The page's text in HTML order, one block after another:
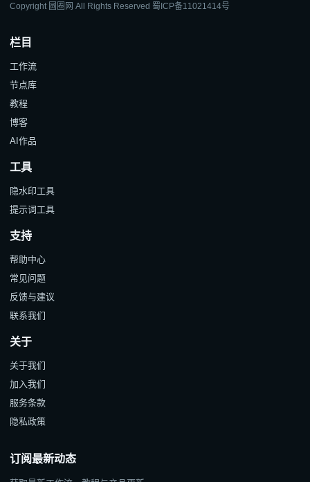
Copyright 圆圈网 All Rights Reserved 蜀ICP备11021414号
栏目
工作流
节点库
教程
博客
AI作品
工具
隐水印工具
提示词工具
支持
帮助中心
常见问题
反馈与建议
联系我们
关于
关于我们
加入我们
服务条款
隐私政策
订阅最新动态